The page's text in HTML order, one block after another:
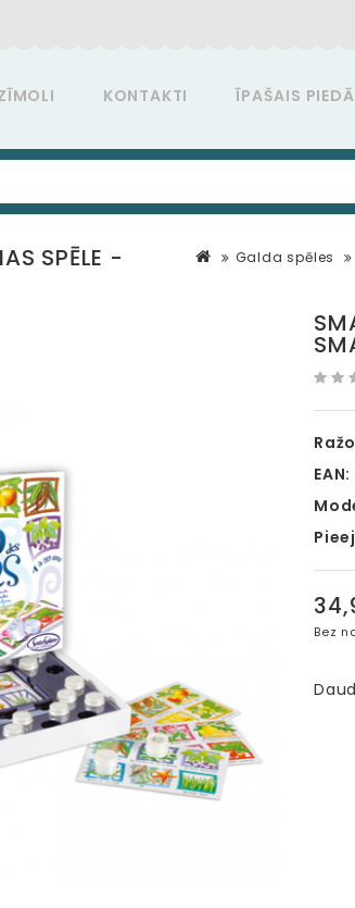
KONTAKTI ĪPAŠAIS
Galda spēles
SPĒLE -
EAN:
Bez